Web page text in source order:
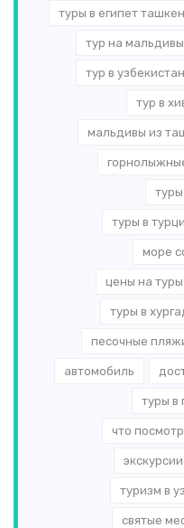
туры в египет
тур на мальдивы
тур в узбекистан
тур в
мальдивы из
туры в
море
цены на
туры в
песочные
автомобиль
туры в
что
туризм в
святые